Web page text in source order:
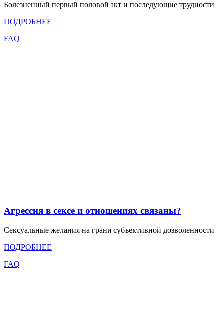
Болезненный первый половой акт и последующие трудности
ПОДРОБНЕЕ
FAQ
Агрессия в сексе и отношениях связаны?
Сексуальные желания на грани субъективной дозволенности
ПОДРОБНЕЕ
FAQ